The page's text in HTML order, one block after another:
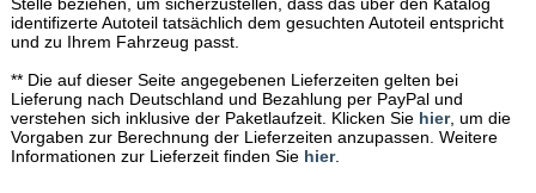
identifizerte Autoteil tatsächlich dem gesuchten Autoteil entspricht
und zu Ihrem Fahrzeug passt.
** Die auf dieser Seite angegebenen Lieferzeiten gelten bei
Lieferung nach Deutschland und Bezahlung per PayPal und
verstehen sich inklusive der Paketlaufzeit. Klicken Sie hier, um die
Vorgaben zur Berechnung der Lieferzeiten anzupassen. Weitere
Informationen zur Lieferzeit finden Sie hier.